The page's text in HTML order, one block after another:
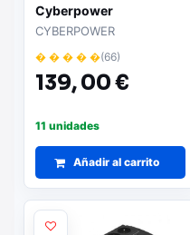
Cyberpower
BR1000ELCD/
1000VA600W/ 8
Salidas/ Formato Bloque
CYBERPOWER
� � � � �(66)
139,00 €
11 unidades
Añadir al carrito